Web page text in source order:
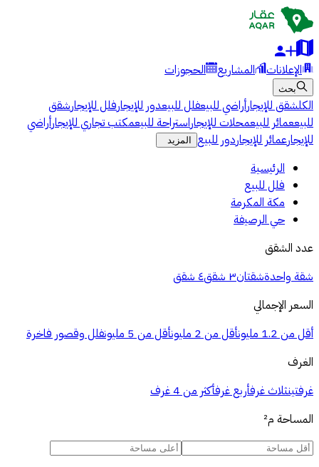
الإعلانات المشاريع الحجوزات
بحث
الكلشقق للإيجارأراضي للبيعفلل للبيعدور للإيجارفلل للإيجارشقق
للبيععمائر للبيعمحلات للإيجاراستراحة للبيعمكتب تجاري للإيجارأراضي
للإيجارعمائر للإيجاردور للبيع المزيد
الرئيسية
فلل للبيع
مكة المكرمة
حي الرصيفة
عدد الشقق
شقة واحدةشقتان٣ شقق
٤ شقق
السعر الإجمالي
أقل من 1.2 مليون
أقل من 2 مليون أقل من 5 مليون
فلل وقصور فاخرة
الغرف
غرفتينثلاث غرفأربع غرفأكثر من 4 غرف
المساحة م²